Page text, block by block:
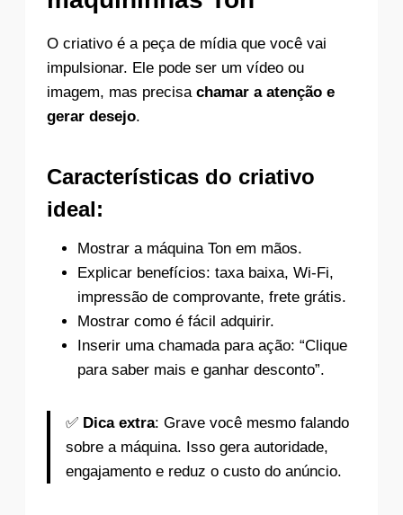
O criativo é a peça de mídia que você vai
impulsionar. Ele pode ser um vídeo ou
imagem, mas precisa chamar a atenção e
gerar desejo.
Características do criativo
ideal:
Mostrar a máquina Ton em mãos.
Explicar benefícios: taxa baixa, Wi-Fi,
impressão de comprovante, frete grátis.
Mostrar como é fácil adquirir.
Inserir uma chamada para ação: “Clique
para saber mais e ganhar desconto”.
✅ Dica extra: Grave você mesmo falando
sobre a máquina. Isso gera autoridade,
engajamento e reduz o custo do anúncio.